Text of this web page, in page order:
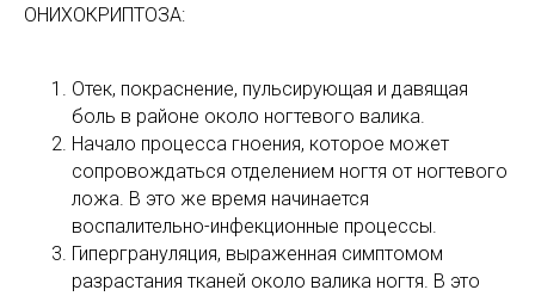
ОНИХОКРИПТОЗА:
Отек, покраснение, пульсирующая и давящая
боль в районе около ногтевого валика.
Начало процесса гноения, которое может
сопровождаться отделением ногтя от ногтевого
ложа. В это же время начинается
воспалительно-инфекционные процессы.
Гипергрануляция, выраженная симптомом
разрастания тканей около валика ногтя. В это